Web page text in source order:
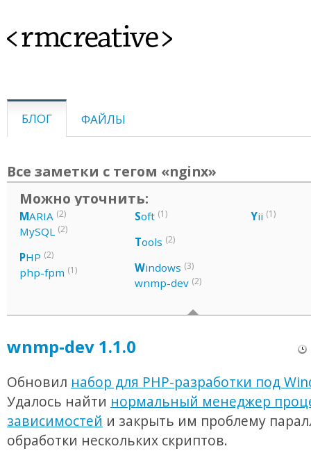
<rmcreative>
БЛОГ ФАЙЛЫ
Все заметки с тегом «nginx»
Можно уточнить:
MARIA (2)
MySQL (2)
PHP (2)
php-fpm (1)
Soft (1)
Tools (2)
Windows (3)
wnmp-dev (2)
Yii (1)
wnmp-dev 1.1.0
Обновил набор для PHP-разработки под
Удалось найти нормальный менеджер
зависимостей и закрыть им проблему
обработки нескольких скриптов.